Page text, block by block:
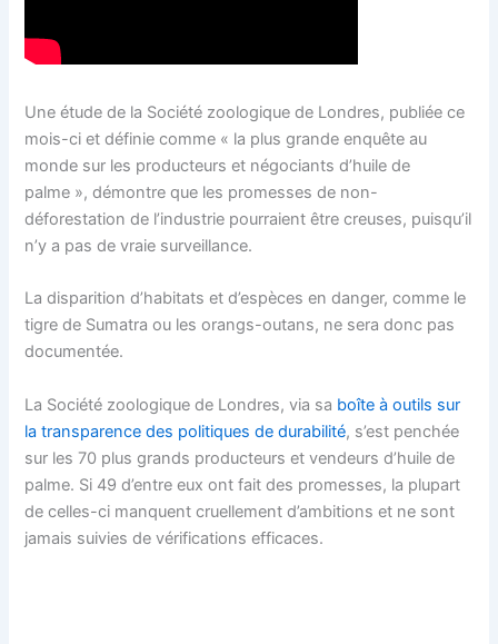
Une étude de la Société zoologique de Londres, publiée ce
mois-ci et définie comme « la plus grande enquête au
monde sur les producteurs et négociants d’huile de
palme », démontre que les promesses de non-
déforestation de l’industrie pourraient être creuses, puisqu’il
n’y a pas de vraie surveillance.
La disparition d’habitats et d’espèces en danger, comme le
tigre de Sumatra ou les orangs-outans, ne sera donc pas
documentée.
La Société zoologique de Londres, via sa boîte à outils sur
la transparence des politiques de durabilité, s’est penchée
sur les 70 plus grands producteurs et vendeurs d’huile de
palme. Si 49 d’entre eux ont fait des promesses, la plupart
de celles-ci manquent cruellement d’ambitions et ne sont
jamais suivies de vérifications efficaces.